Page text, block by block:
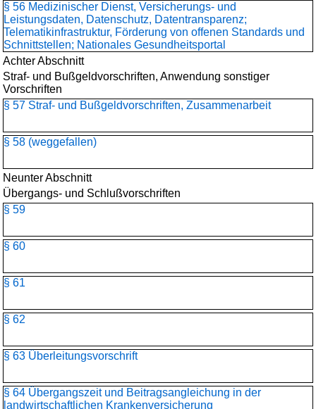
§ 56 Medizinischer Dienst, Versicherungs- und
Leistungsdaten, Datenschutz, Datentransparenz;
Telematikinfrastruktur, Förderung von offenen Standards und
Schnittstellen; Nationales Gesundheitsportal
Achter Abschnitt
Straf- und Bußgeldvorschriften, Anwendung sonstiger
Vorschriften
§ 57 Straf- und Bußgeldvorschriften, Zusammenarbeit
§ 58 (weggefallen)
Neunter Abschnitt
Übergangs- und Schlußvorschriften
§ 59
§ 60
§ 61
§ 62
§ 63 Überleitungsvorschrift
§ 64 Übergangszeit und Beitragsangleichung in der
landwirtschaftlichen Krankenversicherung